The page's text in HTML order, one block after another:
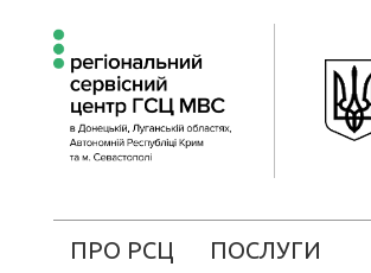
ПРО РСЦ ПОСЛУГИ